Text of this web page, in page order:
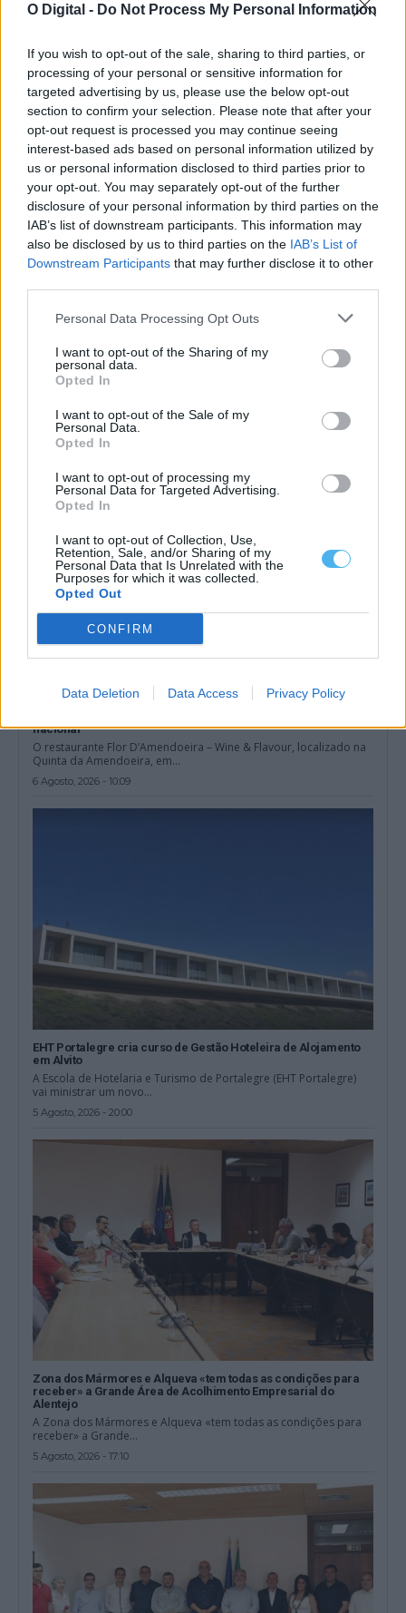
O Digital - Do Not Process My Personal Information
If you wish to opt-out of the sale, sharing to third parties, or
processing of your personal or sensitive information for
targeted advertising by us, please use the below opt-out
section to confirm your selection. Please note that after your
opt-out request is processed you may continue seeing
interest-based ads based on personal information utilized by
us or personal information disclosed to third parties prior to
your opt-out. You may separately opt-out of the further
disclosure of your personal information by third parties on the
IAB’s list of downstream participants. This information may
also be disclosed by us to third parties on the IAB’s List of
Downstream Participants that may further disclose it to other
Personal Data Processing Opt Outs
I want to opt-out of the Sharing of my
personal data.
Opted In
I want to opt-out of the Sale of my
Personal Data.
Opted In
I want to opt-out of processing my
Personal Data for Targeted Advertising.
Opted In
I want to opt-out of Collection, Use,
Retention, Sale, and/or Sharing of my
Personal Data that Is Unrelated with the
Purposes for which it was collected.
Opted Out
CONFIRM
Data Deletion Data Access Privacy Policy
Borba: Festival Gastronómico “Gaspacho e tomate” começa na
sexta-feira
A Câmara de Borba, no distrito de Évora, promove a partir desta
sexta-feira um...
7 Agosto, 2026 - 16:00
Fiscalização da GNR termina com encerramento de
Um estabelecimento de restauração e bebidas situado na
localidade de Abela, no concelho de...
6 Agosto, 2026 - 16:42
nacional
O restaurante Flor D’Amendoeira – Wine & Flavour, localizado na
Quinta da Amendoeira, em...
6 Agosto, 2026 - 10:09
EHT Portalegre cria curso de Gestão Hoteleira de Alojamento
em Alvito
A Escola de Hotelaria e Turismo de Portalegre (EHT Portalegre)
vai ministrar um novo...
5 Agosto, 2026 - 20:00
Zona dos Mármores e Alqueva «tem todas as condições para
receber» a Grande Área de Acolhimento Empresarial do
Alentejo
A Zona dos Mármores e Alqueva «tem todas as condições para
receber» a Grande...
5 Agosto, 2026 - 17:10